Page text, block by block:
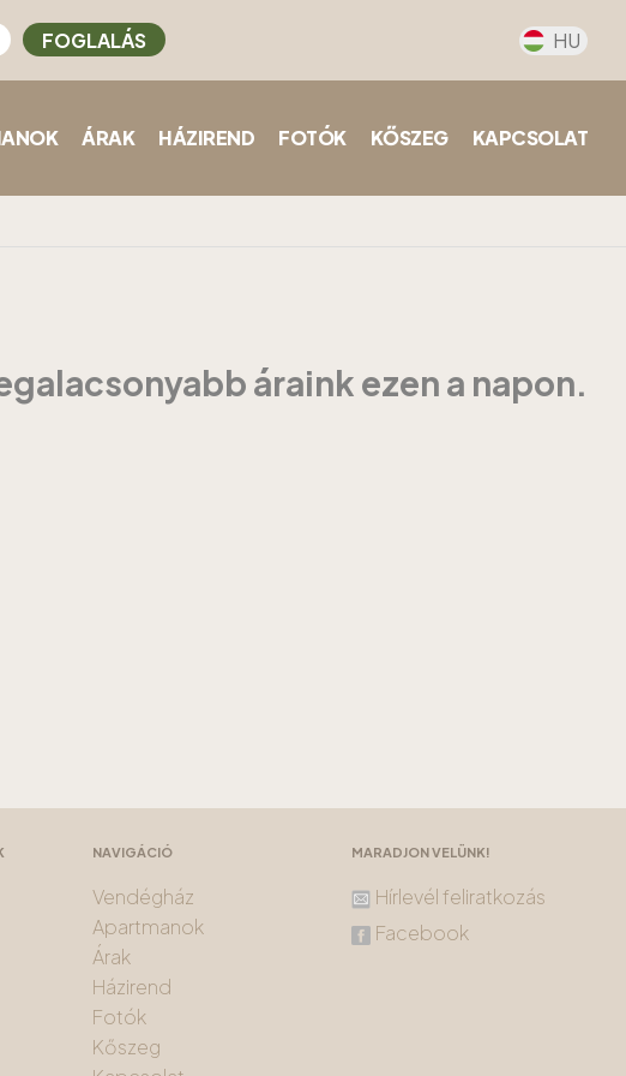
FOGLALÁS HU
ÁRAK HÁZIREND FOTÓK KŐSZEG KAPCSOLAT
áraink ezen a napon.
NAVIGÁCIÓ
Vendégház
Apartmanok
Árak
Házirend
Fotók
Kőszeg
MARADJON VELÜNK!
Hírlevél feliratkozás
Facebook